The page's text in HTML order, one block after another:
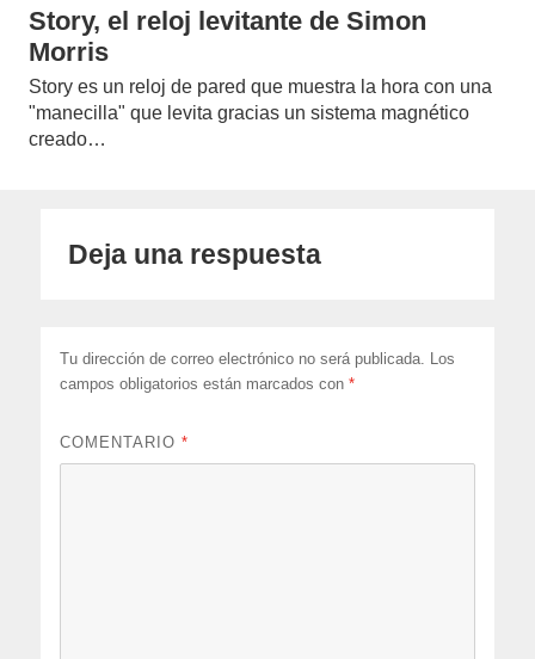
Story, el reloj levitante de Simon
Morris
Story es un reloj de pared que muestra la hora con una
"manecilla" que levita gracias un sistema magnético
creado…
Deja una respuesta
Tu dirección de correo electrónico no será publicada. Los
campos obligatorios están marcados con*
COMENTARIO*